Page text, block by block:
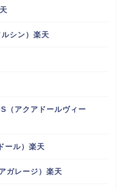
シン）楽天
（アクアドールヴィー
ール）楽天
ガレージ）楽天